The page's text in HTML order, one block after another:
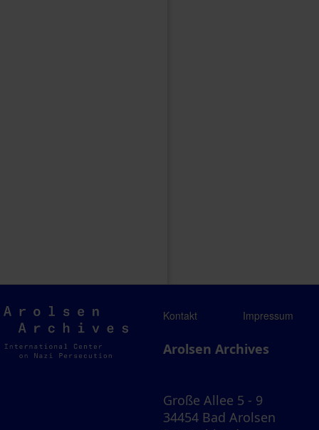
Arolsen
Archives
Kontakt Impressum
Arolsen Archives
Große Allee 5 - 9
34454 Bad Arolsen